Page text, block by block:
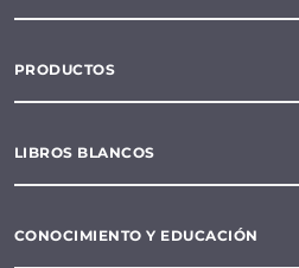
PRODUCTOS
LIBROS BLANCOS
CONOCIMIENTO Y EDUCACIÓN